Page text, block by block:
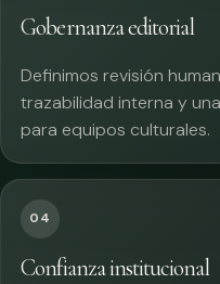
Gobernanza editorial
Definimos revisión
trazabilidad interna y
para equipos culturales.
04
Confianza institucional